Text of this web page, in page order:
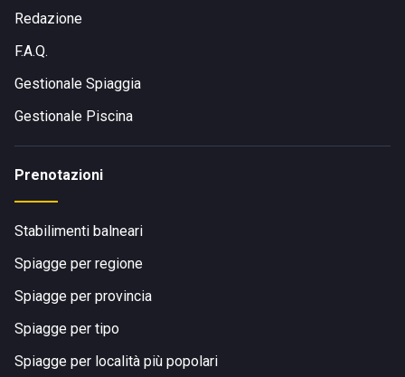
Redazione
F.A.Q.
Gestionale Spiaggia
Gestionale Piscina
Prenotazioni
Stabilimenti balneari
Spiagge per regione
Spiagge per provincia
Spiagge per tipo
Spiagge per località più popolari